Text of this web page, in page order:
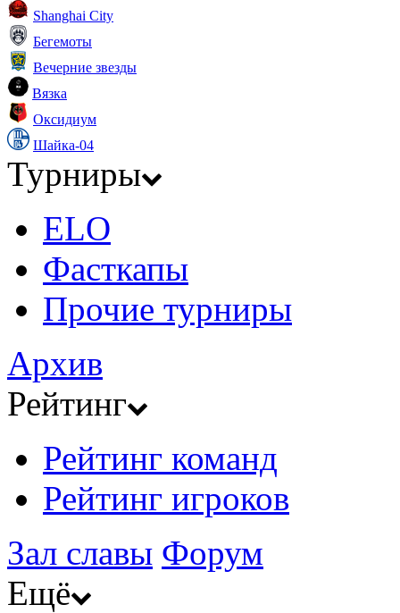
Shanghai City
Бегемоты
Вечерние звезды
Вязка
Оксидиум
Шайка-04
Турниры
ELO
Фасткапы
Прочие турниры
Архив
Рейтинг
Рейтинг команд
Рейтинг игроков
Зал славы Форум
Ещё